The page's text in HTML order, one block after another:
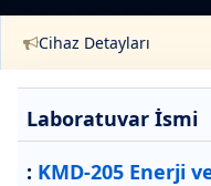
Cihaz Detayları
Laboratuvar İsmi
: KMD-205 Enerji